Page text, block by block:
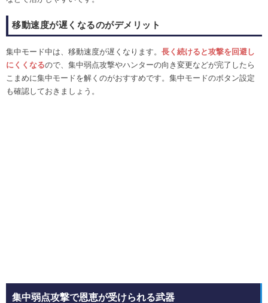
移動速度が遅くなるのがデメリット
集中モード中は、移動速度が遅くなります。 長く続けると攻撃を回避し
にくくなるので、集中弱点攻撃やハンターの向き変更などが完了したら
こまめに集中モードを解くのがおすすめです。集中モードのボタン設定
も確認しておきましょう。
集中弱点攻撃で恩恵が受けられる武器